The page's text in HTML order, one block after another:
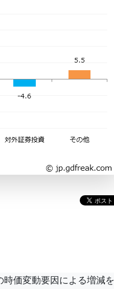
価変動要因による増減を